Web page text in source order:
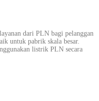
dari PLN bagi pelanggan
untuk pabrik skala besar.
listrik PLN secara